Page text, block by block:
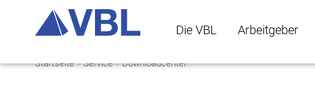
Die VBL Arbeitgeber
Startseite Service Downloadcenter